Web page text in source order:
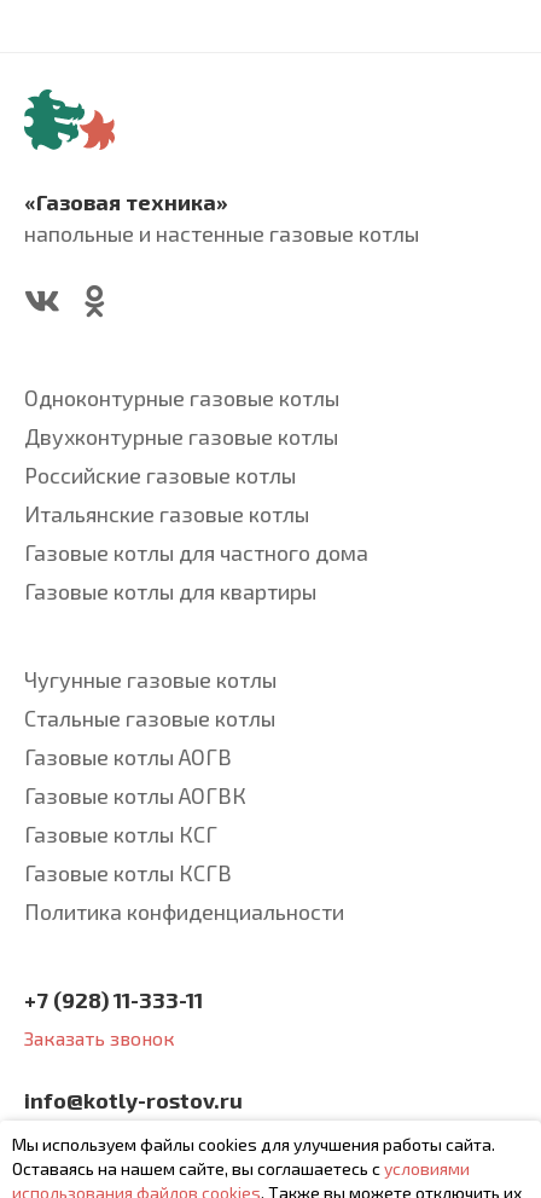
«Газовая техника»
напольные и настенные газовые котлы
Одноконтурные газовые котлы
Двухконтурные газовые котлы
Российские газовые котлы
Итальянские газовые котлы
Газовые котлы для частного дома
Газовые котлы для квартиры
Чугунные газовые котлы
Стальные газовые котлы
Газовые котлы АОГВ
Газовые котлы АОГВК
Газовые котлы КСГ
Газовые котлы КСГВ
Политика конфиденциальности
+7 (928) 11-333-11
Заказать звонок
info@kotly-rostov.ru
будем рады вашим
письмам
Мы используем файлы cookies для улучшения работы сайта.
Оставаясь на нашем сайте, вы соглашаетесь сусловиями
использования файлов cookies. Также вы можете отключить их